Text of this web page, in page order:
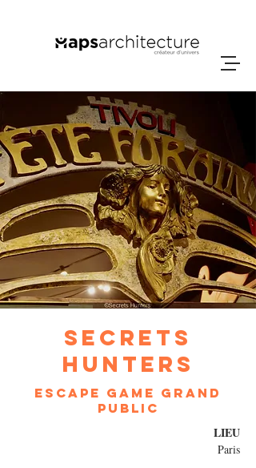
Secrets
Hunters
Escape game grand
public
LIEU
Paris